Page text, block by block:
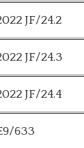
JF/24.2
JF/24.3
JF/24.4
633